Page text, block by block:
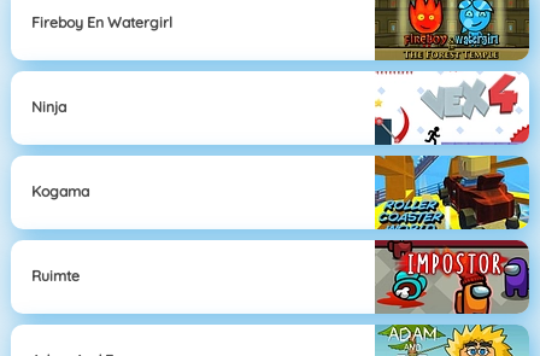
Fireboy En Watergirl
Ninja
Kogama
Ruimte